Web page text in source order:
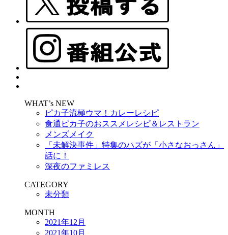
WHAT’s NEW
ピカ子流極ウマ！カレーレシピ
食通ピカ子のおススメレシピ＆レストラン
メンズメイク
「未解決事件」特集のハズが「小さなおっさん」
話に！
深夜のファミレス
CATEGORY
未分類
MONTH
2021年12月
2021年10月